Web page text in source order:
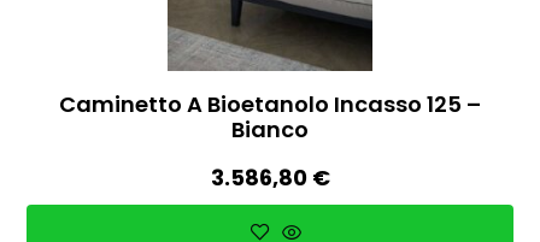
Caminetto A Bioetanolo Incasso 125 –
Bianco
3.586,80 €